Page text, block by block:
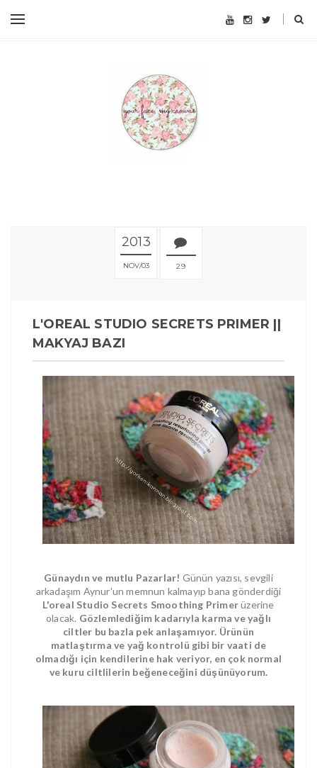
2013
NOV 03 29
L'OREAL STUDIO SECRETS PRIMER ||
MAKYAJ BAZI
Günaydın ve mutlu Pazarlar! Günün yazısı, sevgili
arkadaşım Aynur'un memnun kalmayıp bana gönderdiği
L'oreal Studio Secrets Smoothing Primerüzerine
olacak. Gözlemlediğim kadarıyla karma ve yağlı
ciltler bu bazla pek anlaşamıyor. Ürünün
matlaştırma ve yağ kontrolü gibi bir vaati de
olmadığı için kendilerine hak veriyor, en çok normal
ve kuru ciltlilerin beğeneceğini düşünüyorum.